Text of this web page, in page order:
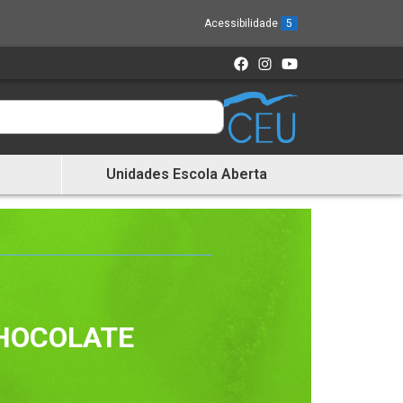
Acessibilidade 5
Unidades Escola Aberta